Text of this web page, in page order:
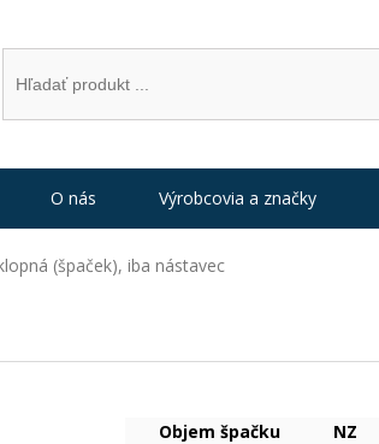
(špaček), iba nástavec
Objem špačku NZ
O nás Výrobcovia a značky